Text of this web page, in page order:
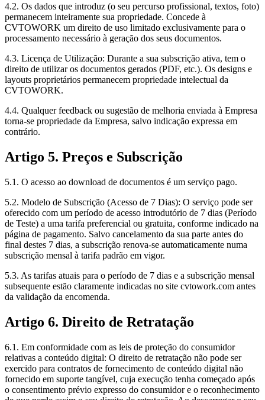
4.2. Os dados que introduz (o seu percurso profissional, textos, foto)
permanecem inteiramente sua propriedade. Concede à
CVTOWORK um direito de uso limitado exclusivamente para o
processamento necessário à geração dos seus documentos.
4.3. Licença de Utilização: Durante a sua subscrição ativa, tem o
direito de utilizar os documentos gerados (PDF, etc.). Os designs e
layouts proprietários permanecem propriedade intelectual da
CVTOWORK.
4.4. Qualquer feedback ou sugestão de melhoria enviada à Empresa
torna-se propriedade da Empresa, salvo indicação expressa em
contrário.
Artigo 5. Preços e Subscrição
5.1. O acesso ao download de documentos é um serviço pago.
5.2. Modelo de Subscrição (Acesso de 7 Dias): O serviço pode ser
oferecido com um período de acesso introdutório de 7 dias (Período
de Teste) a uma tarifa preferencial ou gratuita, conforme indicado na
página de pagamento. Salvo cancelamento da sua parte antes do
final destes 7 dias, a subscrição renova-se automaticamente numa
subscrição mensal à tarifa padrão em vigor.
5.3. As tarifas atuais para o período de 7 dias e a subscrição mensal
subsequente estão claramente indicadas no site cvtowork.com antes
da validação da encomenda.
Artigo 6. Direito de Retratação
6.1. Em conformidade com as leis de proteção do consumidor
relativas a conteúdo digital: O direito de retratação não pode ser
exercido para contratos de fornecimento de conteúdo digital não
fornecido em suporte tangível, cuja execução tenha começado após
o consentimento prévio expresso do consumidor e o reconhecimento